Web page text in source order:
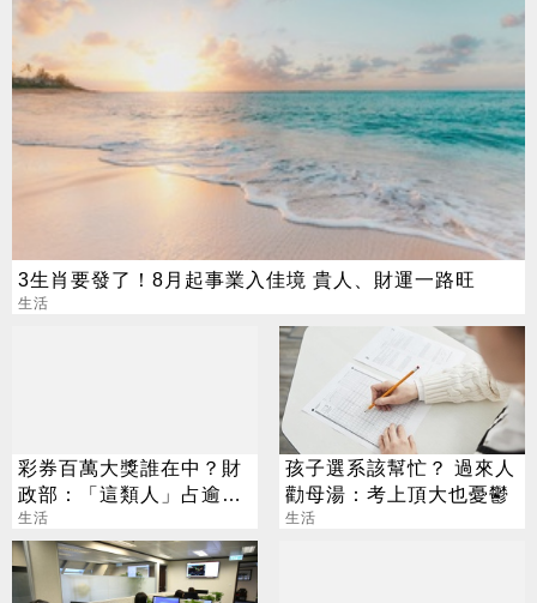
3生肖要發了！8月起事業入佳境 貴人、財運一路旺
生活
彩券百萬大獎誰在中？財
政部：「這類人」占逾6
成
生活
孩子選系該幫忙？ 過來人
勸母湯：考上頂大也憂鬱
生活